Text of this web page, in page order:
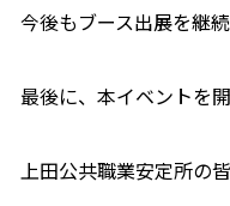
今後もブース出展を継
最後に、本イベントを
上田公共職業安定所の